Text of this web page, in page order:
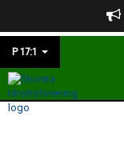
P 17:1
HEM